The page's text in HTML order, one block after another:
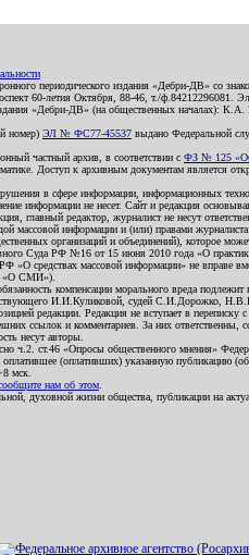
периодического издания «Дебри-ДВ»
60-летия Октября, 88-46, т./ф.84212296081.
издания «Дебри-ДВ» (на общественных
номер) ЭЛ № ФС77-45537 выдано Федеральной
частный архив, в соответствии с ФЗ № 125 «Об
Доступ к архивным документам является
в сфере информации, информационных
информации не несет. Сайт и редакция
главный редактор, журналист не несут
массовой информации и (или) правами
организаций и объединений), которое
Суда РФ №16 от 15 июня 2010 года «О
«О средствах массовой информации» не вправе
«О СМИ»).
компенсации морального вреда
И.И.Куликовой, судей С.И.Дорожко,
редакции. Редакция не вступает в переписку с
ссылок и комментариев. За них
несут авторы.
ч.2. ст.46 «Опросы общественного мнения»
(оплативших) указанную публикацию
мск.
нам об этом
духовной жизни общества, публикации на